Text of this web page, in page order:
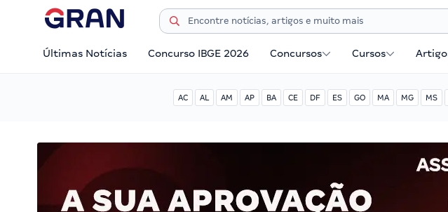
Últimas Notícias Concurso IBGE 2026 Concursos Cursos
AC AL AM AP BA CE DF ES GO MA MG MS